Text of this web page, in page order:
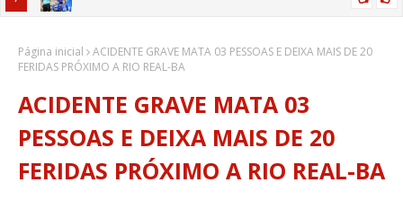
SALVADOR
Página inicial
ACIDENTE GRAVE MATA 03 PESSOAS E DEIXA MAIS DE 20
FERIDAS PRÓXIMO A RIO REAL-BA
ACIDENTE GRAVE MATA 03
PESSOAS E DEIXA MAIS DE 20
FERIDAS PRÓXIMO A RIO REAL-BA